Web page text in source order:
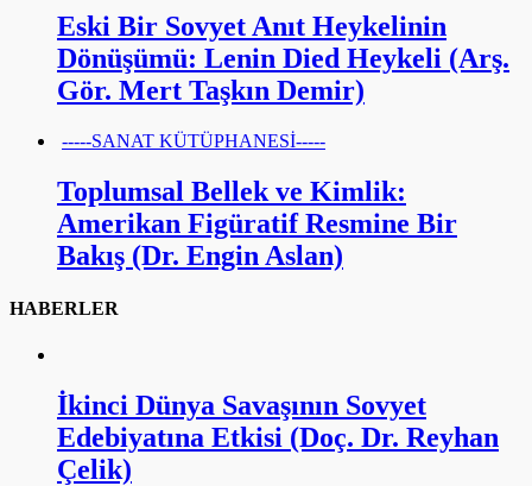
Eski Bir Sovyet Anıt Heykelinin
Dönüşümü: Lenin Died Heykeli (Arş.
Gör. Mert Taşkın Demir)
-----SANAT KÜTÜPHANESİ-----
Toplumsal Bellek ve Kimlik:
Amerikan Figüratif Resmine Bir
Bakış (Dr. Engin Aslan)
HABERLER
İkinci Dünya Savaşının Sovyet
Edebiyatına Etkisi (Doç. Dr. Reyhan
Çelik)